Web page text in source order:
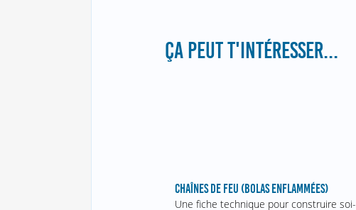
ÇA PEUT T'INTÉRESSER...
CHAÎNES DE FEU (BOLAS ENFLAMMÉES)
Une fiche technique pour construire soi-